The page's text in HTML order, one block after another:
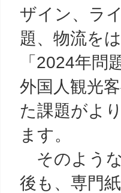
ザイン、ラ
題、物流を
「2024年問
外国人観光
た課題がよ
ます。
そのよう
後も、専門